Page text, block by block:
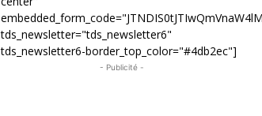
tds_newsletter="tds_newsletter6"
tds_newsletter6-border_top_color="#4db2ec"]
- Publicité -